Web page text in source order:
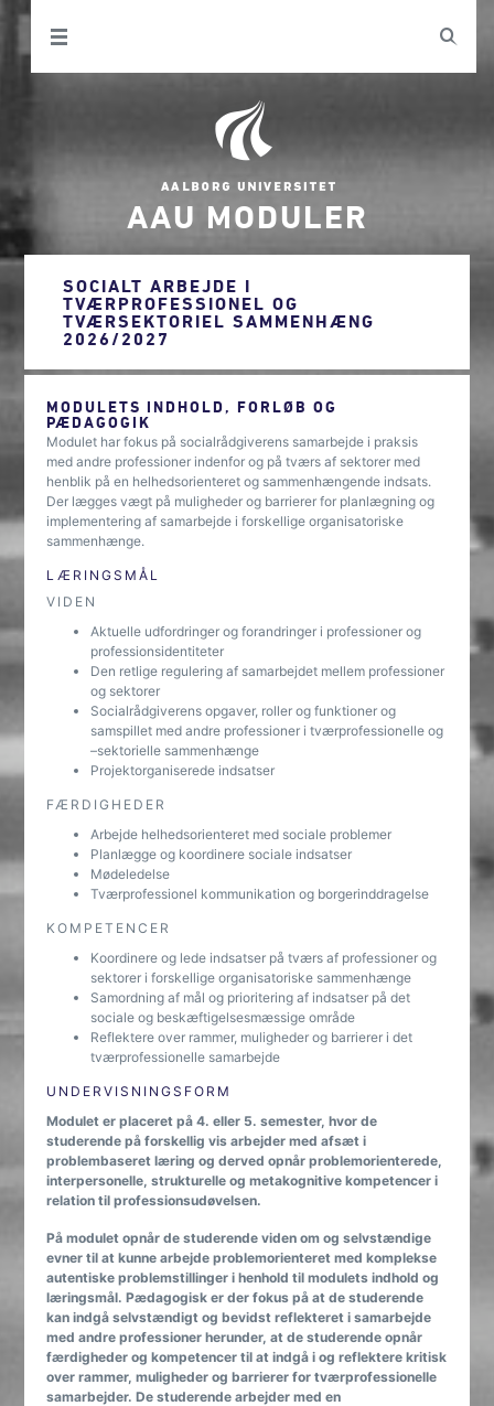
AAU MODULER
SOCIALT ARBEJDE I
TVÆRPROFESSIONEL OG
TVÆRSEKTORIEL SAMMENHÆNG
2026/2027
MODULETS INDHOLD, FORLØB OG
PÆDAGOGIK
Modulet har fokus på socialrådgiverens samarbejde i praksis
med andre professioner indenfor og på tværs af sektorer med
henblik på en helhedsorienteret og sammenhængende indsats.
Der lægges vægt på muligheder og barrierer for planlægning og
implementering af samarbejde i forskellige organisatoriske
sammenhænge.
LÆRINGSMÅL
VIDEN
Aktuelle udfordringer og forandringer i professioner og
professionsidentiteter
Den retlige regulering af samarbejdet mellem professioner
og sektorer
Socialrådgiverens opgaver, roller og funktioner og
samspillet med andre professioner i tværprofessionelle og
–sektorielle sammenhænge
Projektorganiserede indsatser
FÆRDIGHEDER
Arbejde helhedsorienteret med sociale problemer
Planlægge og koordinere sociale indsatser
Mødeledelse
Tværprofessionel kommunikation og borgerinddragelse
KOMPETENCER
Koordinere og lede indsatser på tværs af professioner og
sektorer i forskellige organisatoriske sammenhænge
Samordning af mål og prioritering af indsatser på det
sociale og beskæftigelsesmæssige område
Reflektere over rammer, muligheder og barrierer i det
tværprofessionelle samarbejde
UNDERVISNINGSFORM
Modulet er placeret på 4. eller 5. semester, hvor de
studerende på forskellig vis arbejder med afsæt i
problembaseret læring og derved opnår problemorienterede,
interpersonelle, strukturelle og metakognitive kompetencer i
relation til professionsudøvelsen.
På modulet opnår de studerende viden om og selvstændige
evner til at kunne arbejde problemorienteret med komplekse
autentiske problemstillinger i henhold til modulets indhold og
læringsmål. Pædagogisk er der fokus på at de studerende
kan indgå selvstændigt og bevidst reflekteret i samarbejde
med andre professioner herunder, at de studerende opnår
færdigheder og kompetencer til at indgå i og reflektere kritisk
over rammer, muligheder og barrierer for tværprofessionelle
samarbejder. De studerende arbejder med en